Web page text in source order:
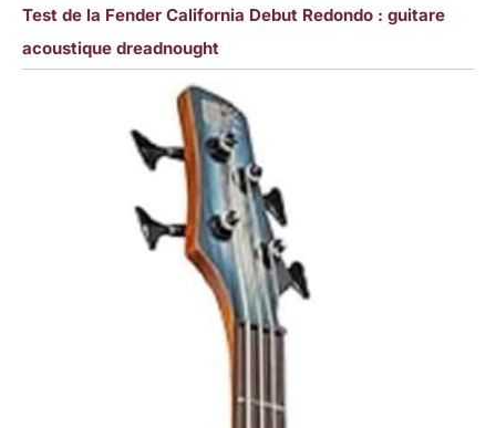
Test de la Fender California Debut Redondo : guitare
acoustique dreadnought